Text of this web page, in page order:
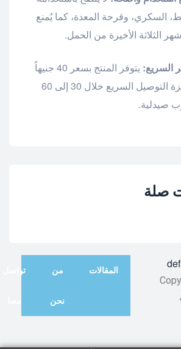
السكري، وقرحة المعدة، كما يُمنع
الثلاثة الأخيرة من الحمل.
السريع:
يتوفر المنتج بسعر 40 جنيهاً
مصرياً، مع ميزة التوصيل السريع خلال 30 إلى 60
صيدلية.
صلة
المقالات من
نحن
تواصل